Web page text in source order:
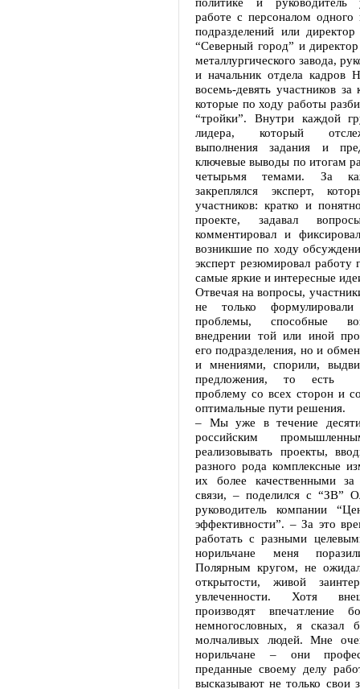
работе с персоналом одного
подразделений или
“Северный город” и
металлургического завода,
и начальник отдела
восемь-девять участников
которые по ходу работы
“тройки”. Внутри каждой
лидера, который
выполнения задания и
ключевые выводы по итогам
четырьмя темами. За
закреплялся эксперт,
участников: кратко и
проекте, задавал
комментировал и
возникшие по ходу
эксперт резюмировал работу
самые яркие и интересные
Отвечая на вопросы,
не только
проблемы, способные
внедрении той или иной
его подразделения, но и
и мнениями, спорили,
предложения, то есть
проблему со всех сторон и
оптимальные пути решения.
– Мы уже в течение
российским
реализовывать проекты,
разного рода комплексные
их более качественными
связи, – поделился с “ЗВ”
руководитель компании
эффективности”. – За это
работать с разными
норильчане меня
Полярным кругом, не
открытости, живой
увлеченности. Хотя
производят впечатление
немногословных, я сказал
молчаливых людей. Мне
норильчане – они
преданные своему делу
высказывают не только свои